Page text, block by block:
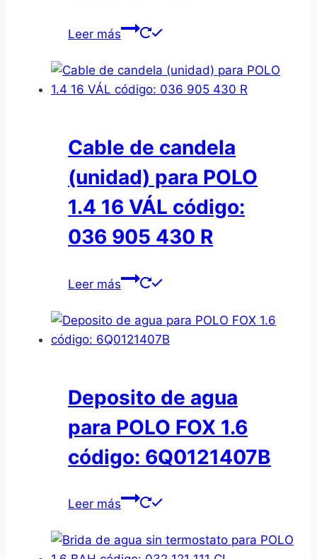
Leer más
Cable de candela
(unidad) para POLO
1.4 16 VÁL código:
036 905 430 R
Leer más
Deposito de agua
para POLO FOX 1.6
código: 6Q0121407B
Leer más